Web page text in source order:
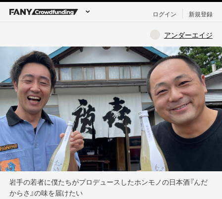
ログイン 新規登録
アンダーエイジ
岩手の若者に僕たちがプロデュースしたホンモノの日本酒『んだ
からさ』の味を届けたい